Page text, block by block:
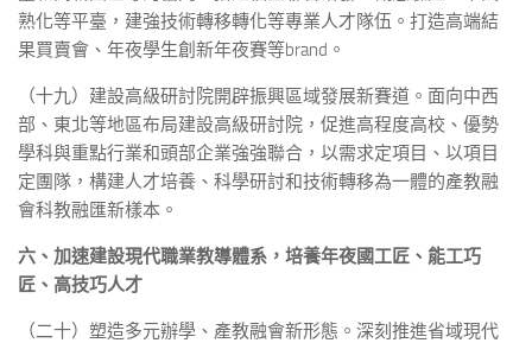
熟化等平臺，建強技術轉移轉化等專業人才隊伍。打造高端結
果買賣會、年夜學生創新年夜賽等brand。
（十九）建設高級研討院開辟振興區域發展新賽道。面向中西
部、東北等地區布局建設高級研討院，促進高程度高校、優勢
學科與重點行業和頭部企業強強聯合，以需求定項目、以項目
定團隊，構建人才培養、科學研討和技術轉移為一體的產教融
會科教融匯新樣本。
六、加速建設現代職業教導體系，培養年夜國工匠、能工巧
匠、高技巧人才
（二十）塑造多元辦學、產教融會新形態。深刻推進省域現代